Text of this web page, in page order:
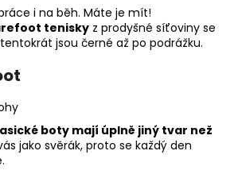
i na běh. Máte je mít!
tenisky z prodyšné síťoviny se
jsou černé až po podrážku.
boty mají úplně jiný tvar než
jako svěrák, proto se každý den